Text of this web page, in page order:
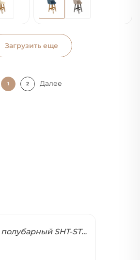
Загрузить еще
1 2 Далее
Стул полубарный SHT-ST35-1/S65-1